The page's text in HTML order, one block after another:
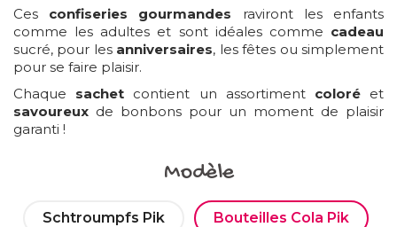
Ces confiseries gourmandes raviront les enfants
comme les adultes et sont idéales comme cadeau
sucré, pour les anniversaires, les fêtes ou simplement
pour se faire plaisir.
Chaque sachet contient un assortiment coloréet
savoureux de bonbons pour un moment de plaisir
garanti !
Modèle
Schtroumpfs Pik Bouteilles Cola Pik